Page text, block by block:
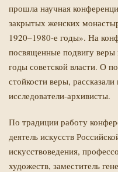
прошла научная
закрытых женских
1920–1980-е годы». На
посвященные подвигу
годы советской власти. О
стойкости веры,
исследователи-архивисты.
По традиции работу
деятель искусств
искусствоведения,
художеств, заместитель